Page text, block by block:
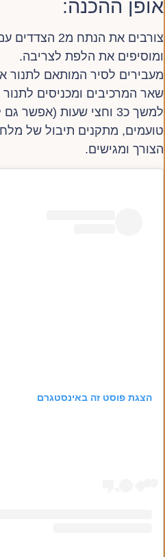
אופן ההכנה:
צורבים את
ומוסיפים את הלפת לצריבה.
מעבירים לסיר המותאם
למשך כ3 וחצי שעות
טועמים, מתקנים תיבול של
הצורך ומגישים.
הצגת פוסט זה באינסטגרם